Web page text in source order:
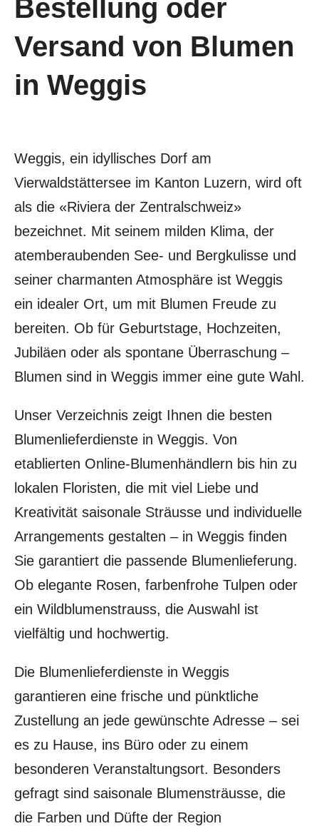
Bestellung oder
Versand von Blumen
in Weggis
Weggis, ein idyllisches Dorf am
Vierwaldstättersee im Kanton Luzern, wird oft
als die «Riviera der Zentralschweiz»
bezeichnet. Mit seinem milden Klima, der
atemberaubenden See- und Bergkulisse und
seiner charmanten Atmosphäre ist Weggis
ein idealer Ort, um mit Blumen Freude zu
bereiten. Ob für Geburtstage, Hochzeiten,
Jubiläen oder als spontane Überraschung –
Blumen sind in Weggis immer eine gute Wahl.
Unser Verzeichnis zeigt Ihnen die besten
Blumenlieferdienste in Weggis. Von
etablierten Online-Blumenhändlern bis hin zu
lokalen Floristen, die mit viel Liebe und
Kreativität saisonale Sträusse und individuelle
Arrangements gestalten – in Weggis finden
Sie garantiert die passende Blumenlieferung.
Ob elegante Rosen, farbenfrohe Tulpen oder
ein Wildblumenstrauss, die Auswahl ist
vielfältig und hochwertig.
Die Blumenlieferdienste in Weggis
garantieren eine frische und pünktliche
Zustellung an jede gewünschte Adresse – sei
es zu Hause, ins Büro oder zu einem
besonderen Veranstaltungsort. Besonders
gefragt sind saisonale Blumensträusse, die
die Farben und Düfte der Region